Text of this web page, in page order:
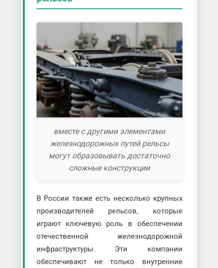
вместе с другими элементами
железнодорожных путей рельсы
могут образовывать достаточно
сложные конструкции
В России также есть несколько крупных
производителей рельсов, которые
играют ключевую роль в обеспечении
отечественной железнодорожной
инфраструктуры. Эти компании
обеспечивают не только внутренние